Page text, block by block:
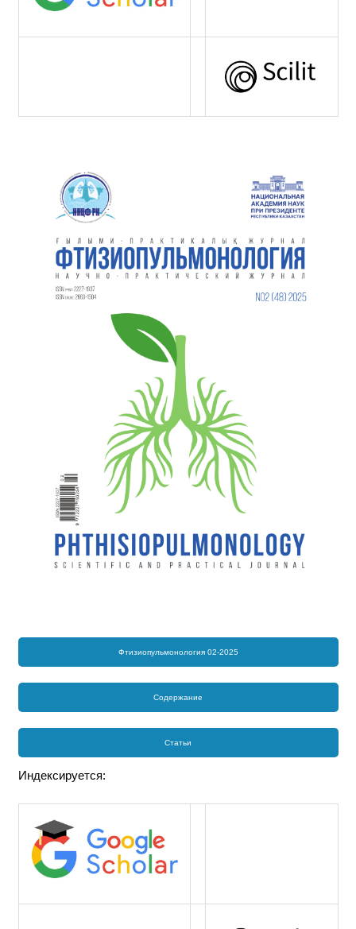
Фтизиопульмонология 02-2025
Содержание
Статьи
Индексируется: